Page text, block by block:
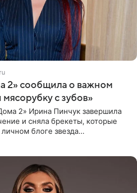
2» сообщила о важном
с зубов»
2» Ирина Пинчук завершила
и сняла брекеты, которые
блоге звезда